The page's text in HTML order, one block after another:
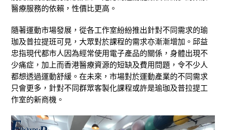
醫療服務的依賴 ，性價比更高。
隨著運動市場發展，從各工作室紛紛推出針對不同需求的瑜
珈及普拉提班可見，大眾對於課程的需求亦漸漸增加。 邱益
忠指現代都市人因為經常使用電子產品的關係， 身體出現不
少痛症， 加上而香港醫療資源的短缺及費用問題，令不少人
都想透過運動舒緩。在未來，市場對於運動產業的不同需求
只會更多，針對不同群眾客製化課程或許是瑜珈及普拉提工
作室的新商機。